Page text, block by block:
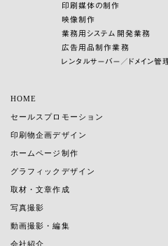
印刷媒体の制作
映像制作
業務用システム開発業務
広告用品制作業務
レンタルサーバー／ドメイン
HOME
セールスプロモーション
印刷物企画デザイン
ホームページ制作
グラフィックデザイン
取材・文章作成
写真撮影
動画撮影・編集
会社紹介